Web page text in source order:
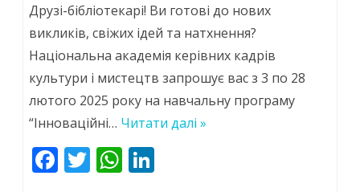
лідером
інновацій:
Національна
академія
кадрів
Друзі-бібліотекарі! Ви готові до нових
викликів, свіжих ідей та натхнення?
Національна академія керівних кадрів
культури і мистецтв запрошує вас з 3 по 28
лютого 2025 року на навчальну програму
“Інноваційні… Читати далі »
F T W